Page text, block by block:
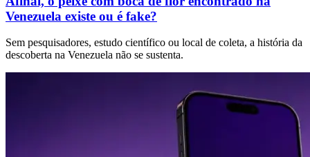
Venezuela existe ou é fake?
Sem pesquisadores, estudo científico ou local de coleta, a história da
descoberta na Venezuela não se sustenta.